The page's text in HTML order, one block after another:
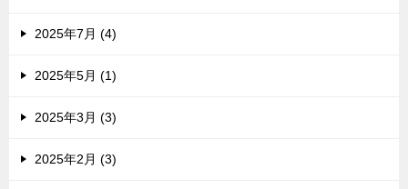
2025年7月 (4)
2025年5月 (1)
2025年3月 (3)
2025年2月 (3)